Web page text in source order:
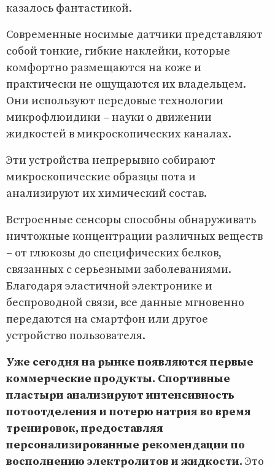
казалось фантастикой.
Современные носимые датчики представляют
собой тонкие, гибкие наклейки, которые
комфортно размещаются на коже и
практически не ощущаются их владельцем.
Они используют передовые технологии
микрофлюидики – науки о движении
жидкостей в микроскопических каналах.
Эти устройства непрерывно собирают
микроскопические образцы пота и
анализируют их химический состав.
Встроенные сенсоры способны обнаруживать
ничтожные концентрации различных веществ
– от глюкозы до специфических белков,
связанных с серьезными заболеваниями.
Благодаря эластичной электронике и
беспроводной связи, все данные мгновенно
передаются на смартфон или другое
устройство пользователя.
Уже сегодня на рынке появляются первые
коммерческие продукты. Спортивные
пластыри анализируют интенсивность
потоотделения и потерю натрия во время
тренировок, предоставляя
персонализированные рекомендации по
восполнению электролитов и жидкости. Это